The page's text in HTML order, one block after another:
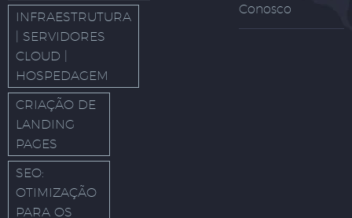
INFRAESTRUTURA
| SERVIDORES
CLOUD |
HOSPEDAGEM
CRIAÇÃO DE
LANDING
PAGES
SEO:
OTIMIZAÇÃO
PARA OS
Conosco